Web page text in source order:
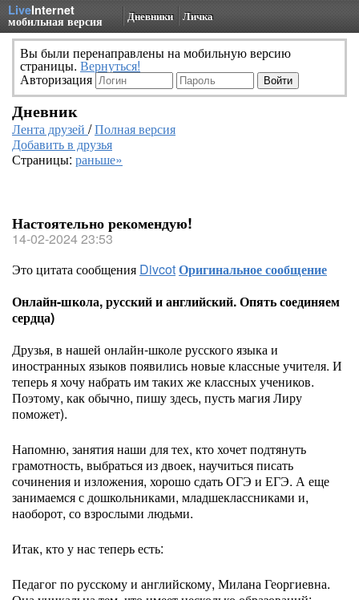
LiveInternet
мобильная версия Дневники Личка
Вы были перенаправлены на мобильную версию
страницы. Вернуться!
Авторизация
Дневник
Лента друзей /Полная версия
Добавить в друзья
Страницы: раньше»
Настоятельно рекомендую!
14-02-2024 23:53
Это цитата сообщения DivcotОригинальное сообщение
Онлайн-школа, русский и английский. Опять соединяем
сердца)
Друзья, в нашей онлайн-школе русского языка и
иностранных языков появились новые классные учителя. И
теперь я хочу набрать им таких же классных учеников.
Поэтому, как обычно, пишу здесь, пусть магия Лиру
поможет).
Напомню, занятия наши для тех, кто хочет подтянуть
грамотность, выбраться из двоек, научиться писать
сочинения и изложения, хорошо сдать ОГЭ и ЕГЭ. А еще
занимаемся с дошкольниками, младшеклассниками и,
наоборот, со взрослыми людьми.
Итак, кто у нас теперь есть:
Педагог по русскому и английскому, Милана Георгиевна.